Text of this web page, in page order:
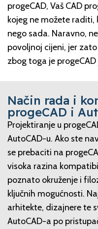
progeCAD, Vaš CAD
kojeg ne možete raditi,
nego sada. Naravno,
povoljnoj cijeni, jer
zbog toga je
Način rada i
progeCAD i
Projektiranje u
AutoCAD-u. Ako ste
se prebaciti na
visoka razina
poznato okruženje i
ključnih mogućnosti.
arhitekte, dizajnere te
AutoCAD-a po